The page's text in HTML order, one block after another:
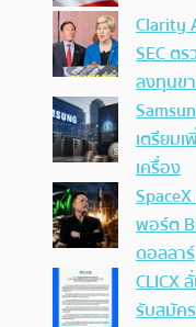
Clarity
SEC ต
ลงทุนข
เตรียม
เครื่อง
พอร์ต
ดอลลาร์
CLICX
รับสมัค